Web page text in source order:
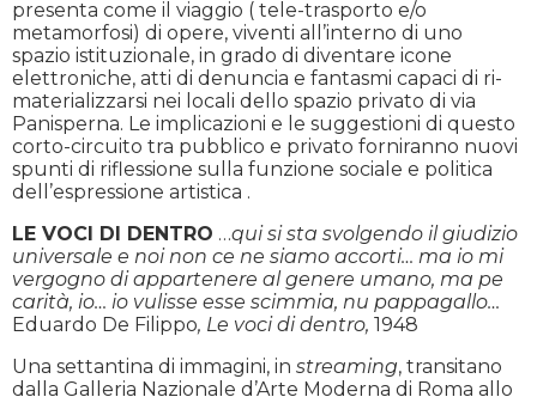
presenta come il viaggio ( tele-trasporto e/o
metamorfosi) di opere, viventi all’interno di uno
spazio istituzionale, in grado di diventare icone
elettroniche, atti di denuncia e fantasmi capaci di ri-
materializzarsi nei locali dello spazio privato di via
Panisperna. Le implicazioni e le suggestioni di questo
corto-circuito tra pubblico e privato forniranno nuovi
spunti di riflessione sulla funzione sociale e politica
dell’espressione artistica .
LE VOCI DI DENTRO …qui si sta svolgendo il giudizio
universale e noi non ce ne siamo accorti… ma io mi
vergogno di appartenere al genere umano, ma pe
carità, io… io vulisse esse scimmia, nu pappagallo…
Eduardo De Filippo, Le voci di dentro, 1948
Una settantina di immagini, in streaming, transitano
dalla Galleria Nazionale d’Arte Moderna di Roma allo